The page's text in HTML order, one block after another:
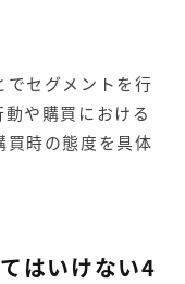
でセグメントを行
や購買における
買時の態度を具体
はいけない4